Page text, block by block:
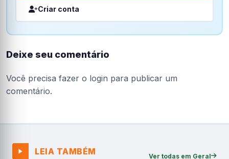
Criar conta
Deixe seu comentário
Você precisa fazer o login para publicar um
comentário.
LEIA TAMBÉM Ver todas em Geral